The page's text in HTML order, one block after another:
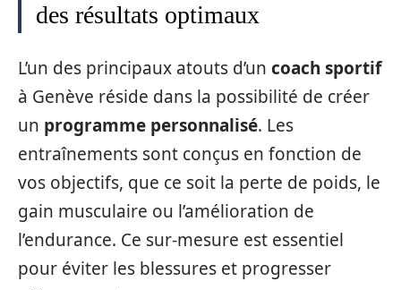
des résultats optimaux
L’un des principaux atouts d’un coach sportif
à Genève réside dans la possibilité de créer
un programme personnalisé. Les
entraînements sont conçus en fonction de
vos objectifs, que ce soit la perte de poids, le
gain musculaire ou l’amélioration de
l’endurance. Ce sur-mesure est essentiel
pour éviter les blessures et progresser